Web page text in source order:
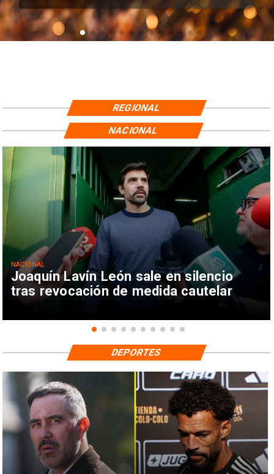
REGIONAL
Joaquín Lavín León sale en silencio
tras revocación de medida cautelar
NACIONAL
NACIONAL
DEPORTES